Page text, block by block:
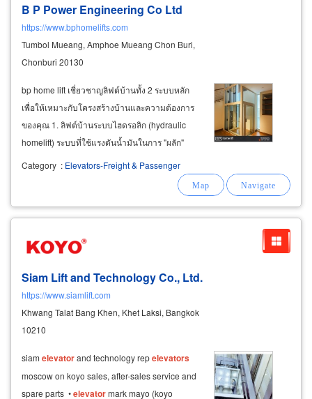
B P Power Engineering Co Ltd
https://www.bphomelifts.com
Tumbol Mueang, Amphoe Mueang Chon Buri,
Chonburi 20130
bp home lift เชี่ยวชาญลิฟต์บ้านทั้ง 2 ระบบหลัก
เพื่อให้เหมาะกับโครงสร้างบ้านและความต้องการ
ของคุณ 1. ลิฟต์บ้านระบบไฮดรอลิก (hydraulic
homelift) ระบบที่ใช้แรงดันน้ำมันในการ "ผลัก"
เหมาะสำหรับ: บ้านที่รีโนเวท, อาคารที่มีพื้นที่จำกัด
Category : Elevators-Freight & Passenger
Siam Lift and Technology Co., Ltd.
https://www.siamlift.com
Khwang Talat Bang Khen, Khet Laksi, Bangkok
10210
siam elevatorand technology repelevators
moscow on koyo sales, after-sales service and
spare parts •elevatormark mayo (koyo